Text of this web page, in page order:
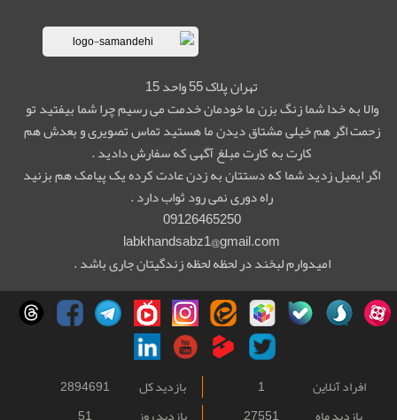
تهران پلاک 55 واحد 15
والا به خدا شما زنگ بزن ما خودمان خدمت می رسیم چرا شما بیفتید تو
زحمت اگر هم خیلی مشتاق دیدن ما هستید تماس تصویری و بعدش هم
کارت به کارت مبلغ آگهی که سفارش دادید .
اگر ایمیل زدید شما که دستتان به زدن عادت کرده یک پیامک هم بزنید
راه دوری نمی رود ثواب دارد .
09126465250
labkhandsabz1@gmail.com
امیدوارم لبخند در لحظه لحظه زندگیتان جاری باشد .
افراد آنلاین 1 بازدید کل
2894691